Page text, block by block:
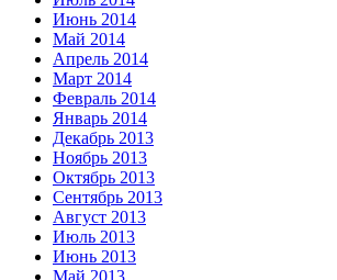
Июнь 2014
Май 2014
Апрель 2014
Март 2014
Февраль 2014
Январь 2014
Декабрь 2013
Ноябрь 2013
Октябрь 2013
Сентябрь 2013
Август 2013
Июль 2013
Июнь 2013